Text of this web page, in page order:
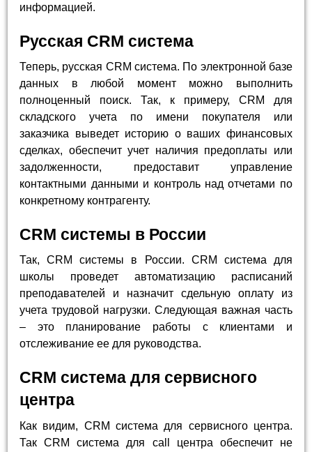
информацией.
Русская CRM система
Теперь, русская CRM система. По электронной базе
данных в любой момент можно выполнить
полноценный поиск. Так, к примеру, CRM для
складского учета по имени покупателя или
заказчика выведет историю о ваших финансовых
сделках, обеспечит учет наличия предоплаты или
задолженности, предоставит управление
контактными данными и контроль над отчетами по
конкретному контрагенту.
CRM системы в России
Так, CRM системы в России. CRM система для
школы проведет автоматизацию расписаний
преподавателей и назначит сдельную оплату из
учета трудовой нагрузки. Следующая важная часть
– это планирование работы с клиентами и
отслеживание ее для руководства.
CRM система для сервисного
центра
Как видим, CRM система для сервисного центра.
Так CRM система для call центра обеспечит не